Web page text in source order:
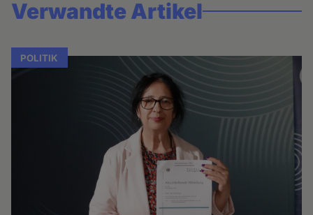
Verwandte Artikel
POLITIK